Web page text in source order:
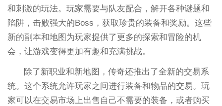
和刺激的玩法。玩家需要与队友配合，解开各种谜题和
陷阱，击败强大的Boss，获取珍贵的装备和奖励。这些
新的副本和地图为玩家提供了更多的探索和冒险的机
会，让游戏变得更加有趣和充满挑战。
除了新职业和新地图，传奇还推出了全新的交易系
统。这个系统允许玩家之间进行装备和物品的交易。玩
家可以在交易市场上出售自己不需要的装备，或者购买